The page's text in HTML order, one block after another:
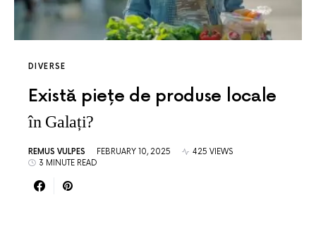
DIVERSE
Există piețe de produse locale
în Galați?
REMUS VULPES FEBRUARY 10, 2025
425 VIEWS
3 MINUTE READ